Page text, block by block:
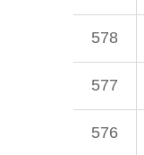
578
577
576